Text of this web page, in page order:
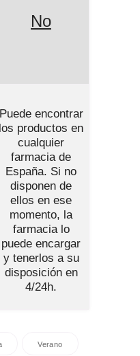
No
Puede encontrar
los productos en
cualquier
farmacia de
España. Si no
disponen de
ellos en ese
momento, la
farmacia lo
puede encargar
y tenerlos a su
disposición en
4/24h.
Verano